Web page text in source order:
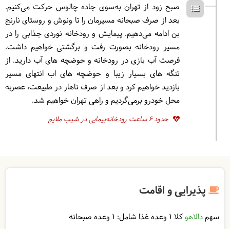
صبح زود از تهران به‌سوی جاده چالوس حرکت می‌کنیم.
بعد از صرف صبحانه مسیرمان را تا ونوش و روستای نارنج
بن ادامه می‌دهیم. پیمایش و رودخانه نوردی جذابی را در
مسیر رودخانه بصورت رفت و برگشتی خواهیم داشت.
فرصت آب بازی در رودخانه و حوضچه های آب دارید. از
تنگه های بسیار زیبا و حوضچه های اب انتهای مسیر
بازدید خواهیم کرد و بعد از صرف ناهار در طبیعت، عصربه
محل خودرو برمی‌گردیم و راهی تهران خواهیم شد.
حدود 6 ساعت رودخانه‌پیمایی در شیب ملایم
پذیرایی و اقامت
سهمدالاهوکلا 1 وعده غذا شامل:
1 وعده صبحانه